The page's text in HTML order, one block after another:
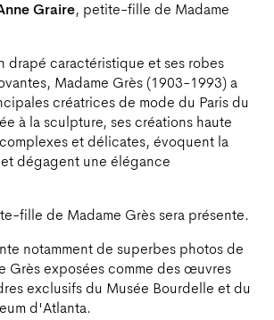
Graire, petite-fille de Madame
drapé caractéristique et ses robes
Madame Grès (1903-1993) a
créatrices de mode du Paris du
à la sculpture, ses créations haute
et délicates, évoquent la
dégagent une élégance
fille de Madame Grès sera présente.
notamment de superbes photos de
Grès exposées comme des œuvres
exclusifs du Musée Bourdelle et du
d'Atlanta.